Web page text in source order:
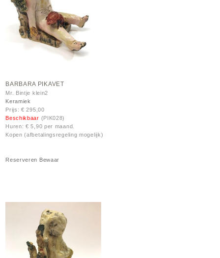
BARBARA PIKAVET
Mr. Bintje klein2
Keramiek
Prijs: € 295,00
Beschikbaar (PIK028)
Huren: € 5,90 per maand.
Kopen (afbetalingsregeling mogelijk)
Reserveren Bewaar